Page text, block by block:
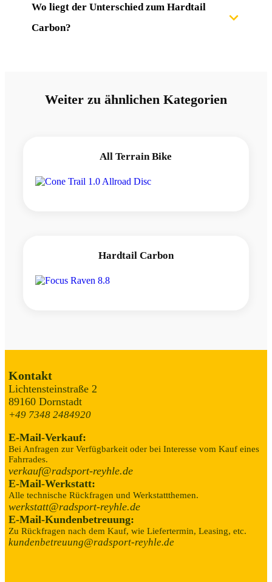
Wo liegt der Unterschied zum Hardtail
Carbon?
Weiter zu ähnlichen Kategorien
All Terrain Bike
Hardtail Carbon
Kontakt
Lichtensteinstraße 2
89160 Dornstadt
+49 7348 2484920
E-Mail-Verkauf:
Bei Anfragen zur Verfügbarkeit oder bei Interesse vom Kauf eines
Fahrrades.
verkauf@radsport-reyhle.de
E-Mail-Werkstatt:
Alle technische Rückfragen und Werkstattthemen.
werkstatt@radsport-reyhle.de
E-Mail-Kundenbetreuung:
Zu Rückfragen nach dem Kauf, wie Liefertermin, Leasing, etc.
kundenbetreuung@radsport-reyhle.de